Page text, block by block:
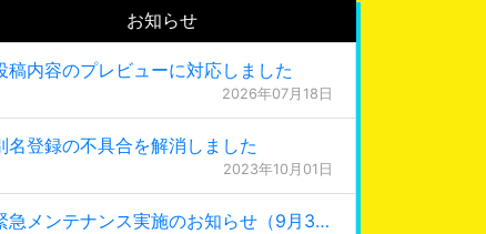
お知らせ
稿内容のプレビューに対応しました
2026年07月18日
名登録の不具合を解消しました
2023年10月01日
緊急メンテナンス実施のお知らせ（9月30日 0:15更新）